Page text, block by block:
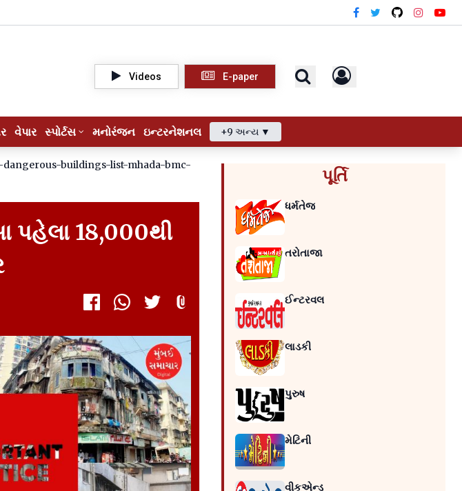
Videos E-paper
વેપાર સ્પોર્ટસ મનોરંજન ઇન્ટરનેશનલ +9 અન્ય ▼
buildings-list-mhada-bmc-
પહેલા 18,000થી
પૂર્તિ
ધર્મતેજ
તરોતાજા
ઈન્ટરવલ
લાડકી
પુરુષ
મેટિની
વીકએન્ડ